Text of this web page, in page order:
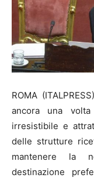
ROMA
ancora una
irresistibile e
delle strutture
mantenere la
destinazione